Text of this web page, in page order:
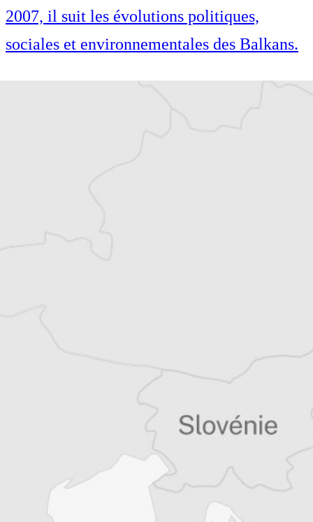
2007, il suit les évolutions politiques,
sociales et environnementales des Balkans.